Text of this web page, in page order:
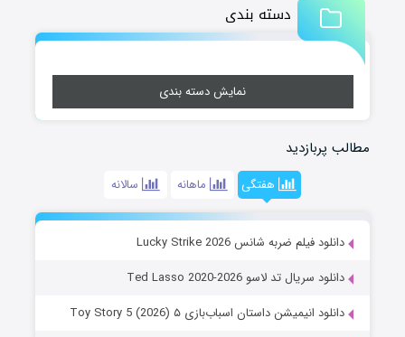
دسته بندی
نمایش دسته بندی
مطالب پربازدید
هفتگی ماهانه سالانه
دانلود فیلم ضربه شانس Lucky Strike 2026
دانلود سریال تد لاسو Ted Lasso 2020-2026
دانلود انیمیشن داستان اسباب‌بازی ۵ Toy Story 5 (2026)